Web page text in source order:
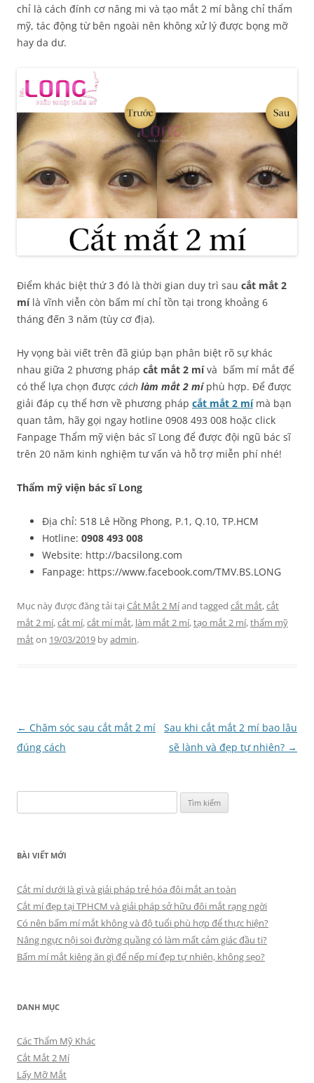
chỉ là cách đính cơ nâng mi và tạo mắt 2 mí bằng chỉ thẩm
mỹ, tác động từ bên ngoài nên không xử lý được bọng mỡ
hay da dư.
Điểm khác biệt thứ 3 đó là thời gian duy trì sau cắt mắt 2
mílà vĩnh viễn còn bấm mí chỉ tồn tại trong khoảng 6
tháng đến 3 năm (tùy cơ địa).
Hy vọng bài viết trên đã giúp bạn phân biệt rõ sự khác
nhau giữa 2 phương pháp cắt mắt 2 mívà bấm mí mắt để
có thể lựa chọn được cách làm mắt 2 míphù hợp. Để được
giải đáp cụ thể hơn về phương pháp cắt mắt 2 mímà bạn
quan tâm, hãy gọi ngay hotline 0908 493 008 hoặc click
Fanpage Thẩm mỹ viện bác sĩ Long để được đội ngũ bác sĩ
trên 20 năm kinh nghiệm tư vấn và hỗ trợ miễn phí nhé!
Thẩm mỹ viện bác sĩ Long
Địa chỉ: 518 Lê Hồng Phong, P.1, Q.10, TP.HCM
Hotline: 0908 493 008
Website: http://bacsilong.com
Fanpage: https://www.facebook.com/TMV.BS.LONG
Mục này được đăng tải tạiCắt Mắt 2 Míand tagged cắt mắt,cắt
mắt 2 mí,cắt mí,cắt mí mắt, làm mắt 2 mí,tạo mắt 2 mí,thẩm mỹ
mắton 19/03/2019 byadmin.
Điều
hướng
← Chăm sóc sau cắt mắt 2 mí
đúng cách
Sau khi cắt mắt 2 mí bao lâu
sẽ lành và đẹp tự nhiên? →
kiếm
BÀI VIẾT MỚI
Cắt mí dưới là gì và giải pháp trẻ hóa đôi mắt an toàn
Cắt mí đẹp tại TPHCM và giải pháp sở hữu đôi mắt rạng ngời
Có nên bấm mí mắt không và độ tuổi phù hợp để thực hiện?
Nâng ngực nội soi đường quầng có làm mất cảm giác đầu ti?
Bấm mí mắt kiêng ăn gì để nếp mí đẹp tự nhiên, không sẹo?
DANH MỤC
Các Thẩm Mỹ Khác
Cắt Mắt 2 Mí
Lấy Mỡ Mắt